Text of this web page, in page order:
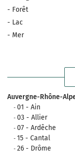
- Forêt
- Lac
- Mer
Auvergne-Rhône-
01 - Ain
03 - Allier
07 - Ardêche
15 - Cantal
26 - Drôme